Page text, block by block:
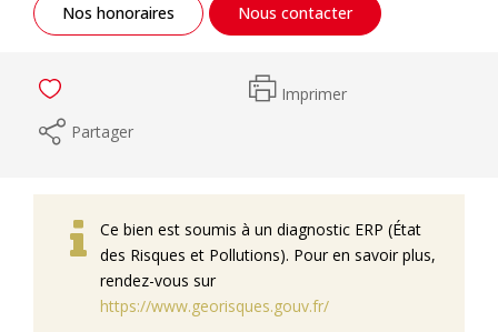
Nos honoraires Nous contacter
Imprimer
Partager
Ce bien est soumis à un diagnostic ERP (État
des Risques et Pollutions). Pour en savoir plus,
rendez-vous sur
https://www.georisques.gouv.fr/